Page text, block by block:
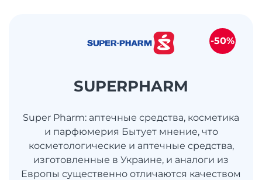
SUPERPHARM
Super Pharm: аптечные средства, косметика
и парфюмерия Бытует мнение, что
косметологические и аптечные средства,
изготовленные в Украине, и аналоги из
Европы существенно отличаются качеством
-50%